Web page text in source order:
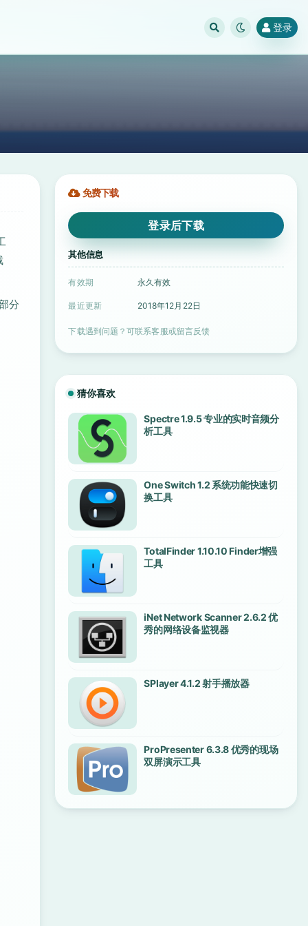
登录
分
免费下载
登录后下载
其他信息
有效期 永久有效
最近更新 2018年12月22日
下载遇到问题？可联系客服或留言反馈
猜你喜欢
Spectre 1.9.5 专业的实时音频分
析工具
One Switch 1.2 系统功能快速切
换工具
TotalFinder 1.10.10 Finder增强
工具
iNet Network Scanner 2.6.2 优
秀的网络设备监视器
SPlayer 4.1.2 射手播放器
ProPresenter 6.3.8 优秀的现场
双屏演示工具